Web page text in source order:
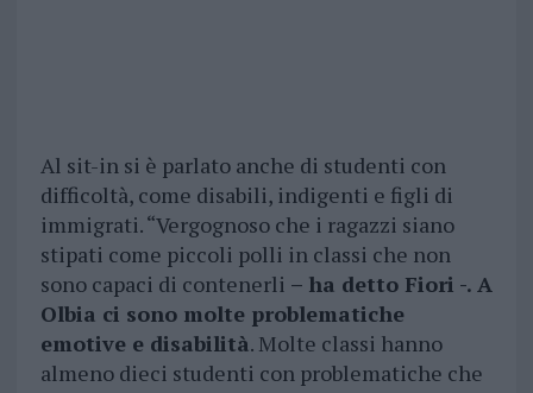
Al sit-in si è parlato anche di studenti con
difficoltà, come disabili, indigenti e figli di
immigrati. “Vergognoso che i ragazzi siano
stipati come piccoli polli in classi che non
sono capaci di contenerli – ha detto Fiori -. A
Olbia ci sono molte problematiche
emotive e disabilità. Molte classi hanno
almeno dieci studenti con problematiche che